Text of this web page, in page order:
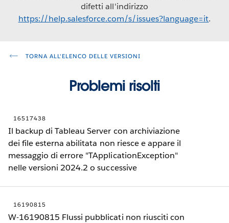
difetti all'indirizzo
https://help.salesforce.com/s/issues?language=it.
TORNA ALL'ELENCO DELLE VERSIONI
Problemi risolti
16517438
Il backup di Tableau Server con archiviazione
dei file esterna abilitata non riesce e appare il
messaggio di errore "TApplicationException"
nelle versioni 2024.2 o successive
16190815
W-16190815 Flussi pubblicati non riusciti con